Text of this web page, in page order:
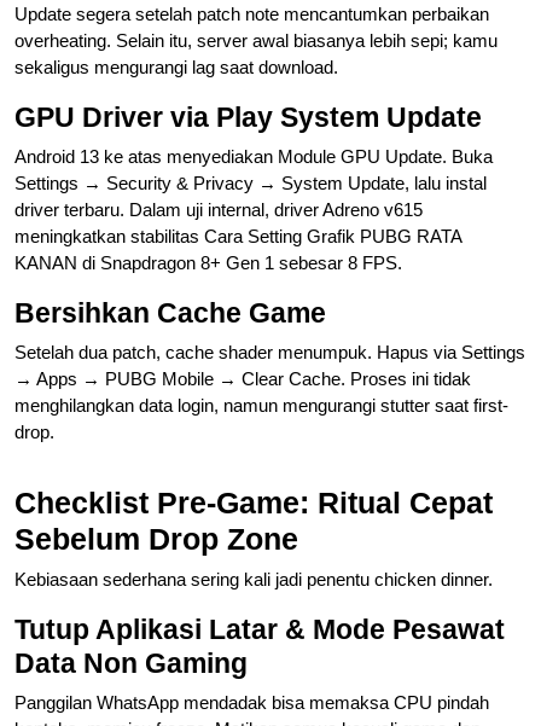
Update segera setelah patch note mencantumkan perbaikan
overheating. Selain itu, server awal biasanya lebih sepi; kamu
sekaligus mengurangi lag saat download.
GPU Driver via Play System Update
Android 13 ke atas menyediakan Module GPU Update. Buka
Settings → Security & Privacy → System Update, lalu instal
driver terbaru. Dalam uji internal, driver Adreno v615
meningkatkan stabilitas Cara Setting Grafik PUBG RATA
KANAN di Snapdragon 8+ Gen 1 sebesar 8 FPS.
Bersihkan Cache Game
Setelah dua patch, cache shader menumpuk. Hapus via Settings
→ Apps → PUBG Mobile → Clear Cache. Proses ini tidak
menghilangkan data login, namun mengurangi stutter saat first-
drop.
Checklist Pre-Game: Ritual Cepat
Sebelum Drop Zone
Kebiasaan sederhana sering kali jadi penentu chicken dinner.
Tutup Aplikasi Latar & Mode Pesawat
Data Non Gaming
Panggilan WhatsApp mendadak bisa memaksa CPU pindah